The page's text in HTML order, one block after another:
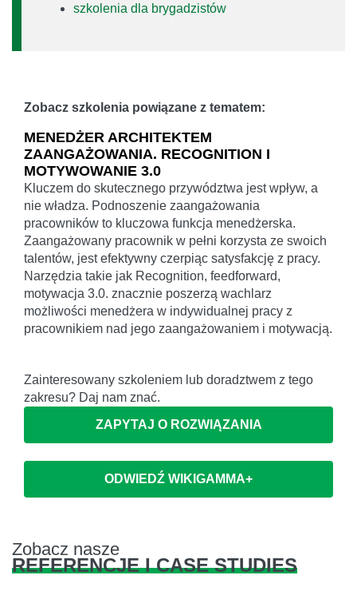
szkolenia dla brygadzistów
Zobacz szkolenia powiązane z tematem:
MENEDŻER ARCHITEKTEM
ZAANGAŻOWANIA. RECOGNITION I
MOTYWOWANIE 3.0
Kluczem do skutecznego przywództwa jest wpływ, a
nie władza. Podnoszenie zaangażowania
pracowników to kluczowa funkcja menedżerska.
Zaangażowany pracownik w pełni korzysta ze swoich
talentów, jest efektywny czerpiąc satysfakcję z pracy.
Narzędzia takie jak Recognition, feedforward,
motywacja 3.0. znacznie poszerzą wachlarz
możliwości menedżera w indywidualnej pracy z
pracownikiem nad jego zaangażowaniem i motywacją.
Zainteresowany szkoleniem lub doradztwem z tego
zakresu? Daj nam znać.
ZAPYTAJ O ROZWIĄZANIA
ODWIEDŹ WIKIGAMMA+
Zobacz nasze
REFERENCJE I CASE STUDIES